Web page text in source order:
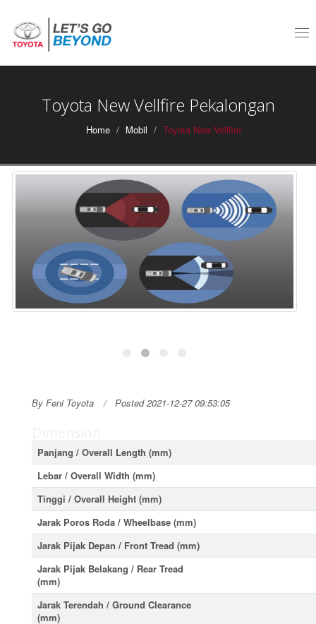
Toyota New Vellfire Pekalongan
Home Mobil Toyota New Vellfire
By Feni Toyota Posted 2021-12-27 09:53:05
Panjang / Overall Length (mm)
Lebar / Overall Width (mm)
Tinggi / Overall Height (mm)
Jarak Poros Roda / Wheelbase (mm)
Jarak Pijak Depan / Front Tread (mm)
Jarak Pijak Belakang / Rear Tread
(mm)
Jarak Terendah / Ground Clearance
(mm)